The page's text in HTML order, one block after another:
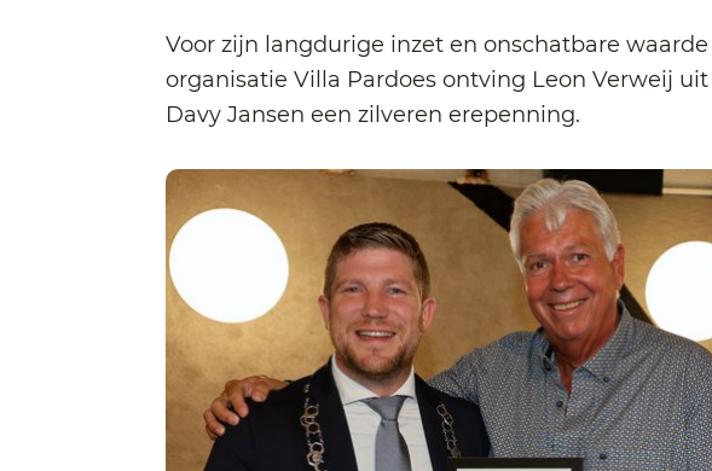
Voor zijn langdurige inzet en onschatbare
organisatie Villa Pardoes ontving Leon Verweij
Davy Jansen een zilveren erepenning.